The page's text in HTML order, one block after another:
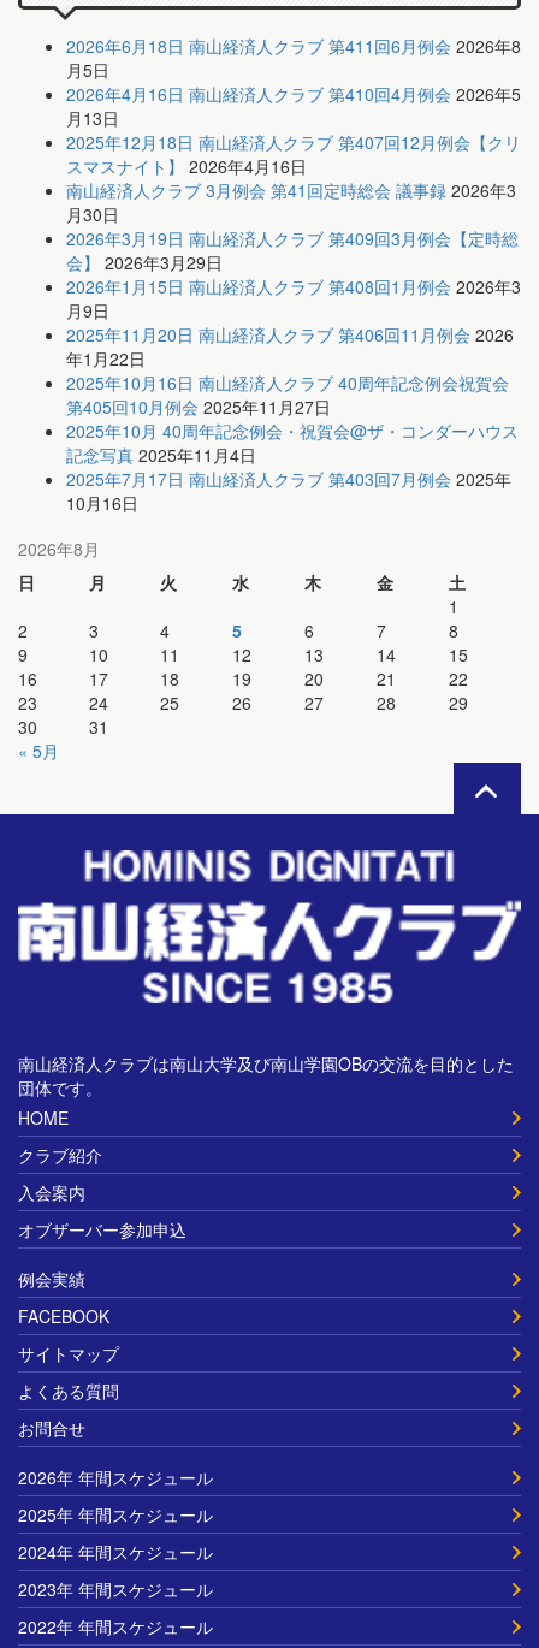
2026年6月18日 南山経済人クラブ 第411回6月例会 2026年8
月5日
2026年4月16日 南山経済人クラブ 第410回4月例会 2026年5
月13日
2025年12月18日 南山経済人クラブ 第407回12月例会【クリ
スマスナイト】 2026年4月16日
南山経済人クラブ 3月例会 第41回定時総会 議事録 2026年3
月30日
2026年3月19日 南山経済人クラブ 第409回3月例会【定時総
会】 2026年3月29日
2026年1月15日 南山経済人クラブ 第408回1月例会 2026年3
月9日
2025年11月20日 南山経済人クラブ 第406回11月例会 2026
年1月22日
2025年10月16日 南山経済人クラブ 40周年記念例会祝賀会
第405回10月例会 2025年11月27日
2025年10月 40周年記念例会・祝賀会@ザ・コンダーハウス
記念写真 2025年11月4日
2025年7月17日 南山経済人クラブ 第403回7月例会 2025年
10月16日
2026年8月
日
月 火 水 木 金
土
1
2
3 4 5 6 7
8
9
10 11 12 13 14
15
16
17 18 19 20 21
22
23
24 25 26 27 28
29
30
31
« 5月
南山経済人クラブは南山大学及び南山学園OBの交流を目的とした
団体です。
HOME
クラブ紹介
入会案内
オブザーバー参加申込
例会実績
FACEBOOK
サイトマップ
よくある質問
お問合せ
2026年 年間スケジュール
2025年 年間スケジュール
2024年 年間スケジュール
2023年 年間スケジュール
2022年 年間スケジュール